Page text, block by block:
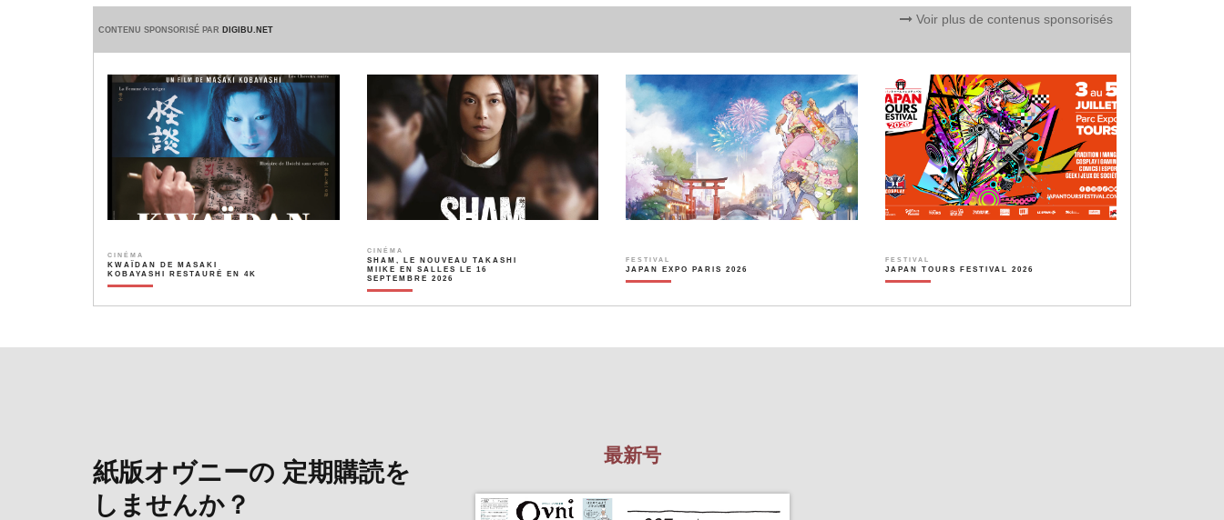
CONTENU SPONSORISÉ PAR DIGIBU.NET
Voir plus de contenus sponsorisés
CINÉMA
KWAÏDAN DE MASAKI
KOBAYASHI RESTAURÉ EN 4K
CINÉMA
SHAM, LE NOUVEAU TAKASHI
MIIKE EN SALLES LE 16
SEPTEMBRE 2026
FESTIVAL
JAPAN EXPO PARIS 2026
FESTIVAL
JAPAN TOURS FESTIVAL 2026
紙版オヴニーの 定期購読を
しませんか？
最新号